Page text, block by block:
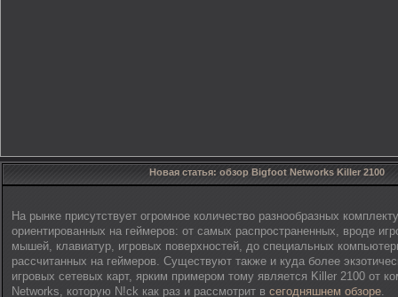
Новая статья: обзор Bigfoot Networks Killer 2100
На рынке присутствует огромное количество разнообразных
ориентированных на геймеров: от самых распространенных, вроде
мышей, клавиатур, игровых поверхностей, до специальных
рассчитанных на геймеров. Существуют также и куда более
игровых сетевых карт, ярким примером тому является Killer 2100 от
Networks, которую N!ck как раз и рассмотрит в сегодняшнем обзоре.